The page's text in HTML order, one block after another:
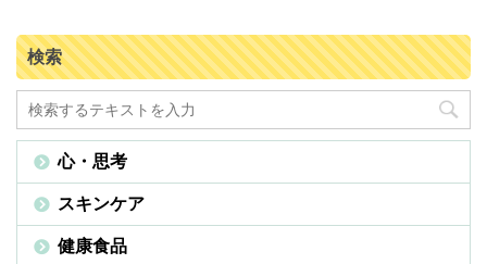
検索
心・思考
スキンケア
健康食品